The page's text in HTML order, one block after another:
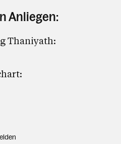
Anliegen:
Thaniyath: